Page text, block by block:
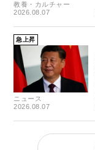
教養・カルチャー
2026.08.07
急上昇
ニュース
2026.08.07